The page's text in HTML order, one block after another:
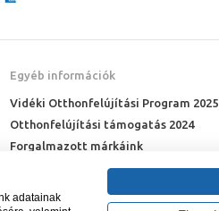
Egyéb információk
Vidéki Otthonfelújítási Program 2025
Otthonfelújítási támogatás 2024
Forgalmazott márkáink
adatainak